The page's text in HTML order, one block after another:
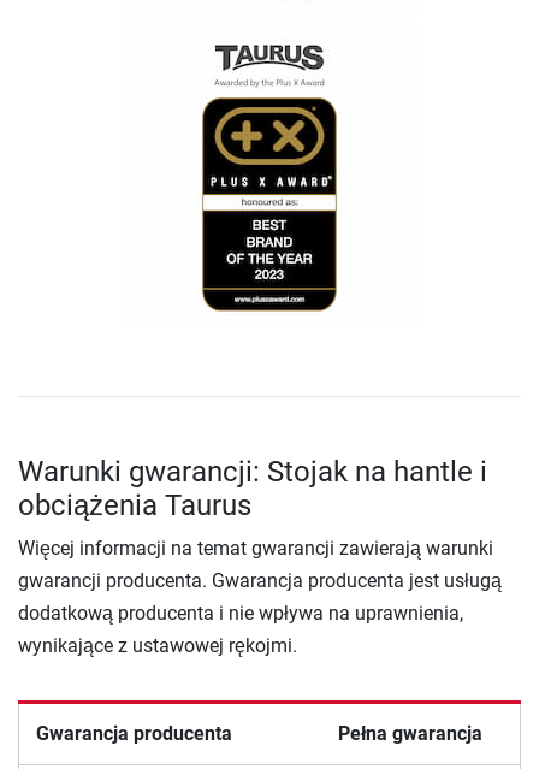
Warunki gwarancji: Stojak na hantle i
obciążenia Taurus
Więcej informacji na temat gwarancji zawierają warunki
gwarancji producenta. Gwarancja producenta jest usługą
dodatkową producenta i nie wpływa na uprawnienia,
wynikające z ustawowej rękojmi.
Gwarancja producenta Pełna gwarancja